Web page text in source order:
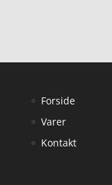
Forside
Varer
Kontakt